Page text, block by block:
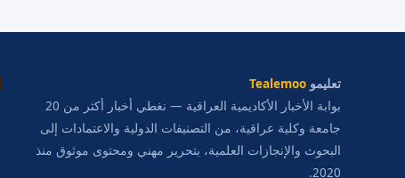
تعليمو Tealemoo
بوابة الأخبار الأكاديمية العراقية — نغطي أخبار أكثر من 20
جامعة وكلية عراقية، من التصنيفات الدولية والاعتمادات إلى
البحوث والإنجازات العلمية، بتحرير مهني ومحتوى موثوق منذ
2020.